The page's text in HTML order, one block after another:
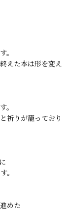
。
えた本は形を変え
。
祈りが籠っており
。
めた